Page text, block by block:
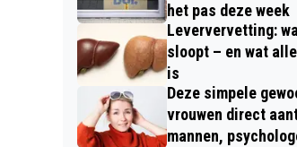
het pas deze week
Leververvetting:
sloopt – en wat
is
Deze simpele
vrouwen direct
mannen,